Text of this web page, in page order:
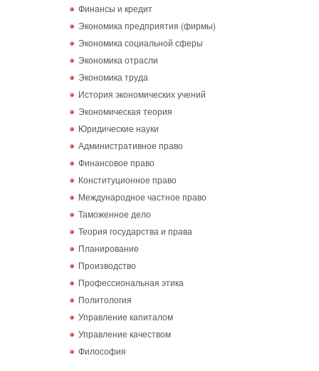
Финансы и кредит
Экономика предприятия (фирмы)
Экономика социальной сферы
Экономика отрасли
Экономика труда
История экономических учений
Экономическая теория
Юридические науки
Административное право
Финансовое право
Конституционное право
Международное частное право
Таможенное дело
Теория государства и права
Планирование
Производство
Профессиональная этика
Политология
Управление капиталом
Управление качеством
Философия